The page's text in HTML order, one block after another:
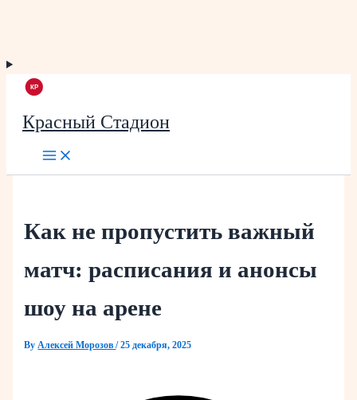
Красный Стадион
Как не пропустить важный
матч: расписания и анонсы
шоу на арене
ByАлексей Морозов/25 декабря, 2025